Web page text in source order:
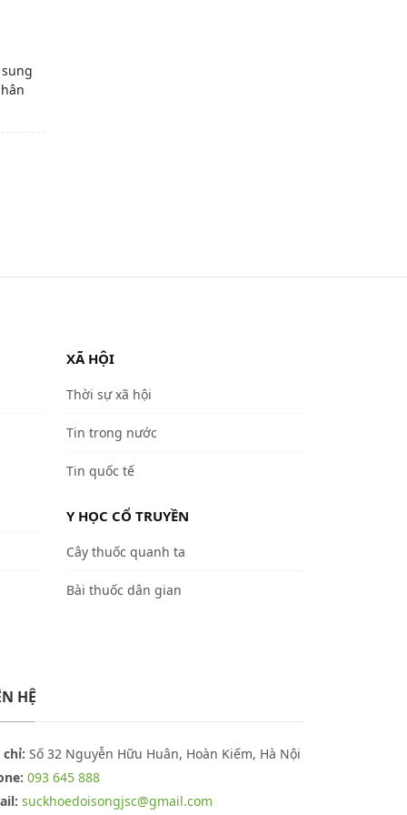
XÃ HỘI
Thời sự xã hội
Tin trong nước
Tin quốc tế
Y HỌC CỔ TRUYỀN
Cây thuốc quanh ta
Bài thuốc dân gian
HỆ
Số 32 Nguyễn Hữu Huân, Hoàn Kiếm, Hà Nội
093 645 888
suckhoedoisongjsc@gmail.com